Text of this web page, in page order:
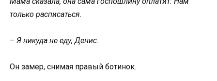
только расписаться.
– Я никуда не еду, Денис.
Он замер, снимая правый ботинок.